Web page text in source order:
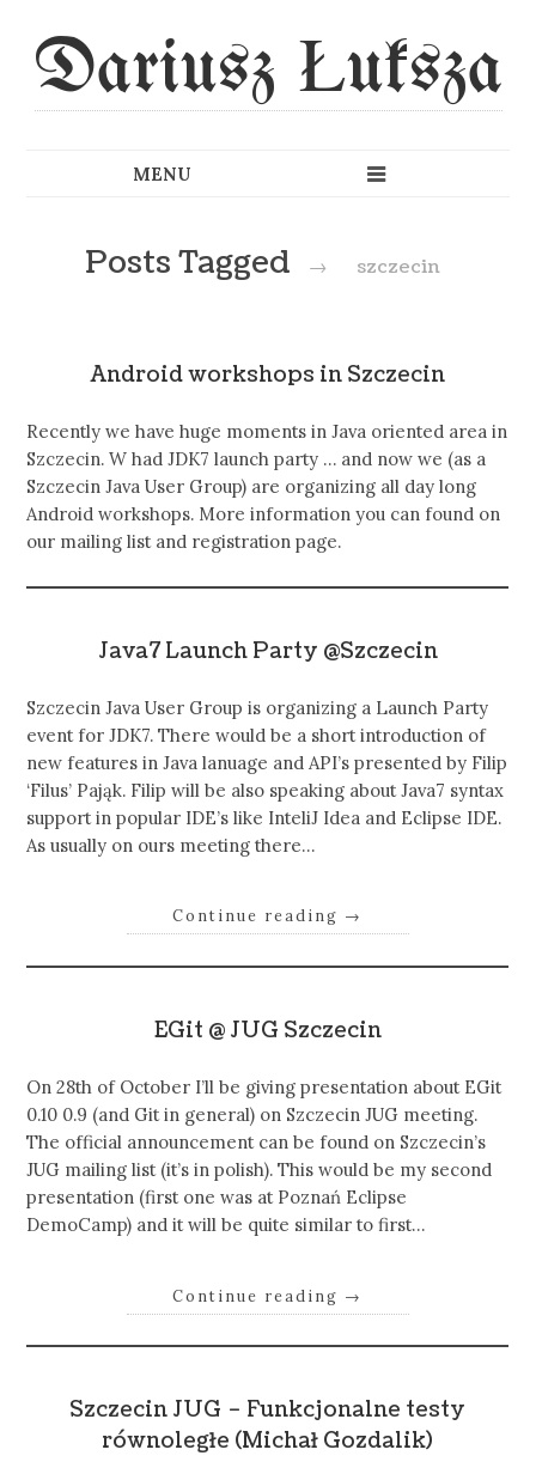
Dariusz Łuksza
Posts Tagged → szczecin
Android workshops in Szczecin
Recently we have huge moments in Java oriented area in
Szczecin. W had JDK7 launch party … and now we (as a
Szczecin Java User Group) are organizing all day long
Android workshops. More information you can found on
our mailing list and registration page.
Java7 Launch Party @Szczecin
Szczecin Java User Group is organizing a Launch Party
event for JDK7. There would be a short introduction of
new features in Java lanuage and API’s presented by Filip
‘Filus’ Pająk. Filip will be also speaking about Java7 syntax
support in popular IDE’s like InteliJ Idea and Eclipse IDE.
As usually on ours meeting there…
Continue reading →
EGit @ JUG Szczecin
On 28th of October I’ll be giving presentation about EGit
0.10 0.9 (and Git in general) on Szczecin JUG meeting.
The official announcement can be found on Szczecin’s
JUG mailing list (it’s in polish). This would be my second
presentation (first one was at Poznań Eclipse
DemoCamp) and it will be quite similar to first…
Continue reading →
Szczecin JUG – Funkcjonalne testy
równoległe (Michał Gozdalik)